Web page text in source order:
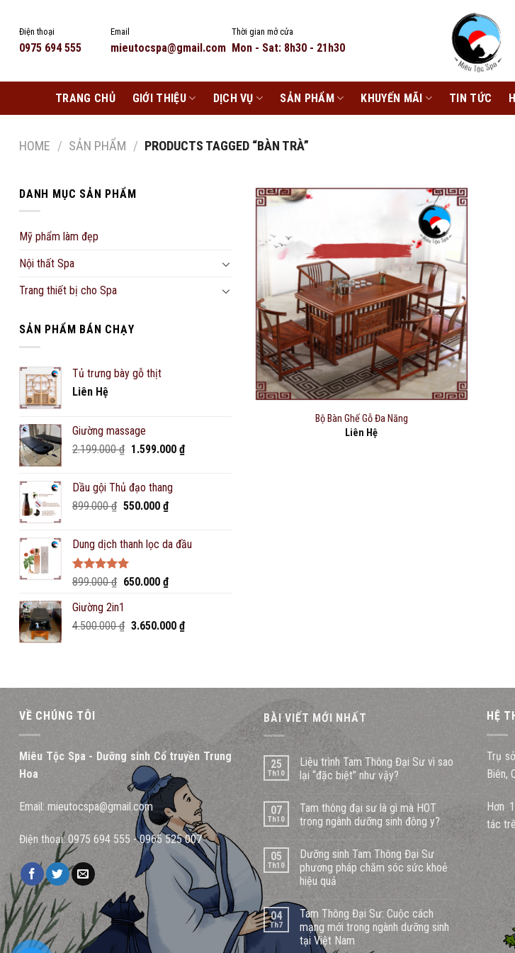
content
Điện thoại
0975 694 555
Email
mieutocspa@gmail.com
Thời gian mở cửa
Mon - Sat: 8h30 - 21h30
TRANG CHỦ GIỚI THIỆU DỊCH VỤ SẢN PHẨM KHUYẾN MÃI TIN TỨC
HOME / SẢN PHẨM / PRODUCTS TAGGED “BÀN TRÀ”
DANH MỤC SẢN PHẨM
Mỹ phẩm làm đẹp
Nội thất Spa
Trang thiết bị cho Spa
SẢN PHẨM BÁN CHẠY
Tủ trưng bày gỗ thịt
Liên Hệ
Giường massage
2.199.000₫ Original
2.199.000 ₫.
1.599.000 ₫Current
Dầu gội Thủ đạo thang
899.000₫ Original
899.000 ₫.
550.000 ₫Current
550.000 ₫.
Dung dịch thanh lọc da đầu
Rated5.00
out of 5
899.000₫ Original
was:
899.000 ₫.
650.000 ₫Current
650.000 ₫.
Giường 2in1
4.500.000₫ Original
3.650.000 ₫Current
wishlist
Bộ Bàn Ghế Gỗ Đa Năng
Liên Hệ
VỀ CHÚNG TÔI
Miêu Tộc Spa - Dưỡng sinh Cổ truyền Trung
Hoa
Email: mieutocspa@gmail.com
Điện thoại: 0975 694 555 -0965 525 007
BÀI VIẾT MỚI NHẤT
25
Th10
Liệu trình Tam Thông Đại Sư vì sao
lại “đặc biệt” như vậy?
07
Th10
Tam thông đại sư là gì mà HOT
trong ngành dưỡng sinh đông y?
05
Th10
Dưỡng sinh Tam Thông Đại Sư
phương pháp chăm sóc sức khoẻ
hiệu quả
04
Th7
Tam Thông Đại Sư: Cuộc cách
mạng mới trong ngành dưỡng sinh
tại Việt Nam
HỆ
Trụ
Biên,
Hơn
tác